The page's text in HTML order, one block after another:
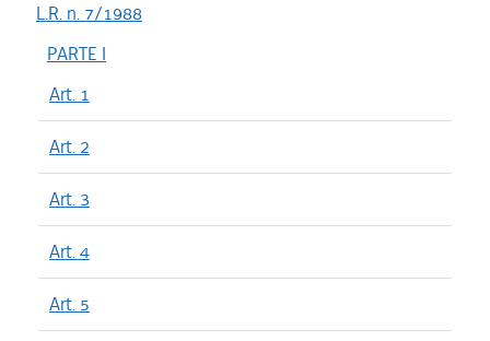
L.R. n. 7/1988
PARTE I
Art. 1
Art. 2
Art. 3
Art. 4
Art. 5